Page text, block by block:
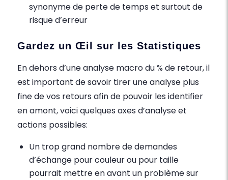
synonyme de perte de temps et surtout de
risque d’erreur
Gardez un Œil sur les Statistiques
En dehors d’une analyse macro du % de retour, il
est important de savoir tirer une analyse plus
fine de vos retours afin de pouvoir les identifier
en amont, voici quelques axes d’analyse et
actions possibles:
Un trop grand nombre de demandes
d’échange pour couleur ou pour taille
pourrait mettre en avant un problème sur